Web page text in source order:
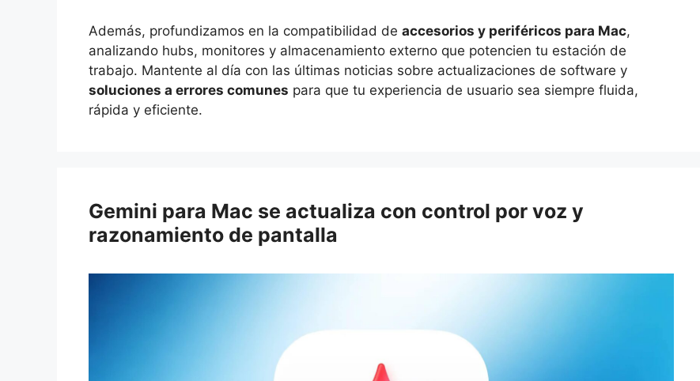
Además, profundizamos en la compatibilidad de accesorios y periféricos para Mac,
analizando hubs, monitores y almacenamiento externo que potencien tu estación de
trabajo. Mantente al día con las últimas noticias sobre actualizaciones de software y
soluciones a errores comunes para que tu experiencia de usuario sea siempre fluida,
rápida y eficiente.
Gemini para Mac se actualiza con control por voz y
razonamiento de pantalla